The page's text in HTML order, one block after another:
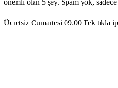
önemli olan 5 şey. Spam yok,
Ücretsiz Cumartesi 09:00 Tek tıkla